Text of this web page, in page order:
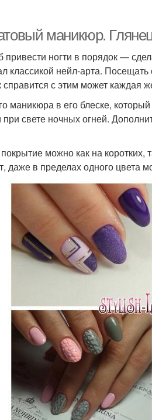
маникюр.
ногти в порядок —
классикой нейл-арта.
справится с этим может каждая
маникюра в его блеске,
при свете ночных огней.
можно как на коротких,
даже в пределах одного цвета